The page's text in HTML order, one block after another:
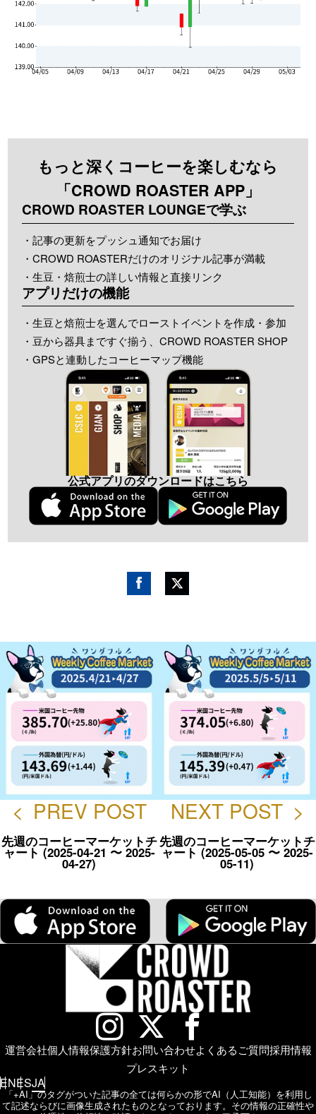
もっと深くコーヒーを楽しむなら
「CROWD ROASTER APP」
CROWD ROASTER LOUNGEで学ぶ
・記事の更新をプッシュ通知でお届け
・CROWD ROASTERだけのオリジナル記事が満載
・生豆・焙煎士の詳しい情報と直接リンク
アプリだけの機能
・生豆と焙煎士を選んでローストイベントを作成・参加
・豆から器具まですぐ揃う、CROWD ROASTER SHOP
・GPSと連動したコーヒーマップ機能
公式アプリのダウンロードはこちら
ok
< PREV POST
先週のコーヒーマーケットチ
ャート (2025-04-21 〜 2025-
04-27)
NEXT POST >
先週のコーヒーマーケットチ
ャート (2025-05-05 〜 2025-
05-11)
運営会社個人情報保護方針お問い合わせよくあるご質問採用情報
プレスキット
ENESJA
「+AI」のタグがついた記事の全ては何らかの形でAI（人工知能）を利用し
て記述ならびに画像生成されたものとなっております。 その情報の正確性や